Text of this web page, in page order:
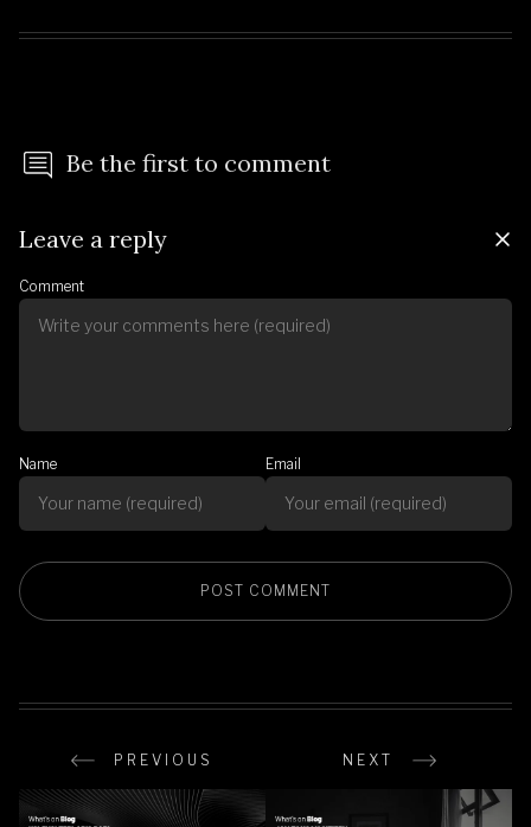
Be the first to comment
Leave a reply
Comment
Name Email
PREVIOUS NEXT